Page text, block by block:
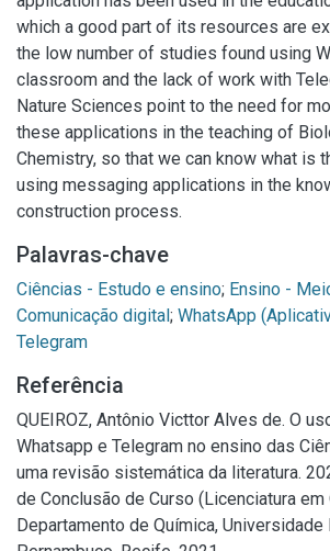
which a good part of its resources are
the low number of studies found using
classroom and the lack of work with
Nature Sciences point to the need for
these applications in the teaching of
Chemistry, so that we can know what is
using messaging applications in the
construction process.
Palavras-chave
Ciências - Estudo e ensino; Ensino -
Comunicação digital; WhatsApp
Telegram
Referência
QUEIROZ, Antônio Victtor Alves de. O
Whatsapp e Telegram no ensino das
uma revisão sistemática da literatura.
de Conclusão de Curso (Licenciatura em
Departamento de Química, Universidade